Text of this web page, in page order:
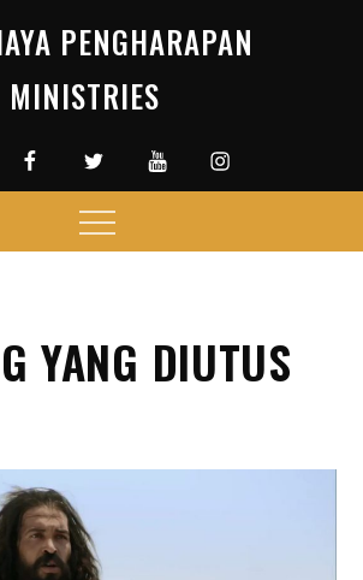
PENGHARAPAN
MINISTRIES
facebookTwitterYoutubeInstagram
Menu
YANG DIUTUS